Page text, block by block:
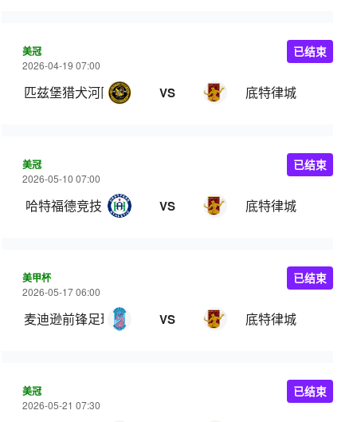
美冠
2026-04-19 07:00
匹兹堡猎犬河队 VS 底特律城
已结束
美冠
2026-05-10 07:00
哈特福德竞技 VS 底特律城
已结束
美甲杯
2026-05-17 06:00
麦迪逊前锋足球俱乐部 VS 底特律城
已结束
美冠
2026-05-21 07:30
已结束